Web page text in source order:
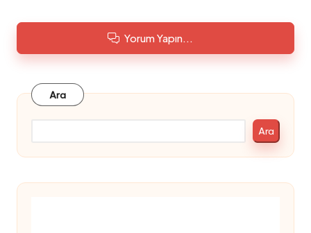
Yorum Yapın...
Ara
Ara